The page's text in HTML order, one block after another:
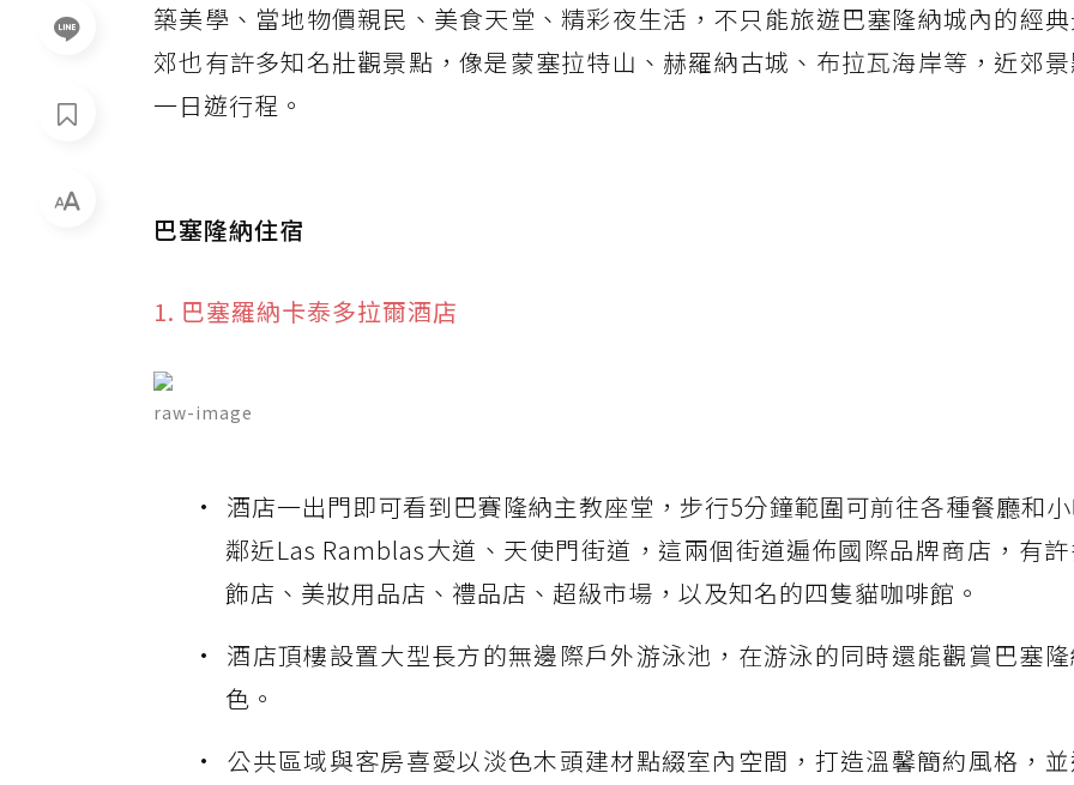
築美學、當地物價親民、美食天堂、精彩夜生活，不只能旅遊巴塞隆納城內的經
郊也有許多知名壯觀景點，像是蒙塞拉特山、赫羅納古城、布拉瓦海岸等，近郊
一日遊行程。
巴塞隆納住宿
1. 巴塞羅納卡泰多拉爾酒店
raw-image
酒店一出門即可看到巴賽隆納主教座堂，步行5分鐘範圍可前往各種餐廳和
鄰近Las Ramblas大道、天使門街道，這兩個街道遍佈國際品牌商店，有
飾店、美妝用品店、禮品店、超級市場，以及知名的四隻貓咖啡館。
酒店頂樓設置大型長方的無邊際戶外游泳池，在游泳的同時還能觀賞巴塞
色。
公共區域與客房喜愛以淡色木頭建材點綴室內空間，打造溫馨簡約風格，